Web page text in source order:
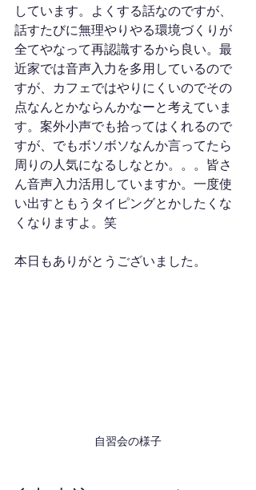
しています。よくする話なのですが、
話すたびに無理やりやる環境づくりが
全てやなって再認識するから良い。最
近家では音声入力を多用しているので
すが、カフェではやりにくいのでその
点なんとかならんかなーと考えていま
す。案外小声でも拾ってはくれるので
すが、でもボソボソなんか言ってたら
周りの人気になるしなとか。。。皆さ
ん音声入力活用していますか。一度使
い出すともうタイピングとかしたくな
くなりますよ。笑
本日もありがとうございました。
自習会の様子